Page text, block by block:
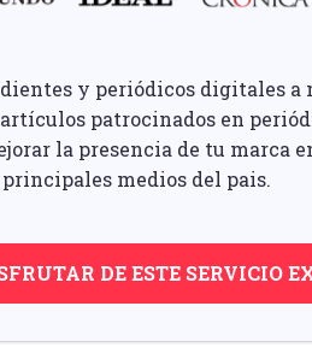
y periódicos digitales a
patrocinados en
la presencia de tu marca
medios del pais.
DE ESTE SERVICIO